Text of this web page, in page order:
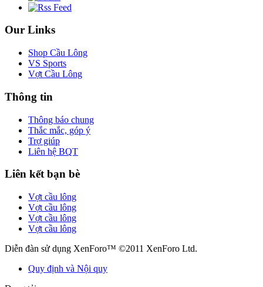
Our Links
Shop Cầu Lông
VS Sports
Vợt Cầu Lông
Thông tin
Thông báo chung
Thắc mắc, góp ý
Trợ giúp
Liên hệ BQT
Liên kết bạn bè
Vợt cầu lông
Vợt cầu lông
Vợt cầu lông
Vợt cầu lông
Diễn đàn sử dụng XenForo™ ©2011 XenForo Ltd.
Quy định và Nội quy